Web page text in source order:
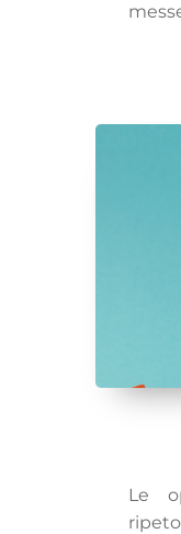
Le